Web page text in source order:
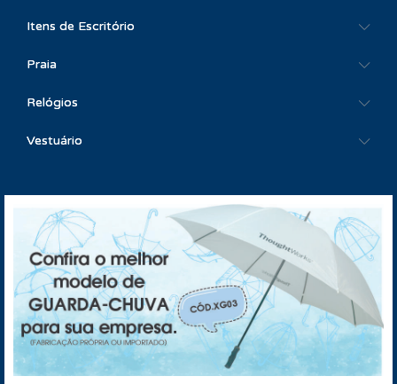
Itens de Escritório
Praia
Relógios
Vestuário